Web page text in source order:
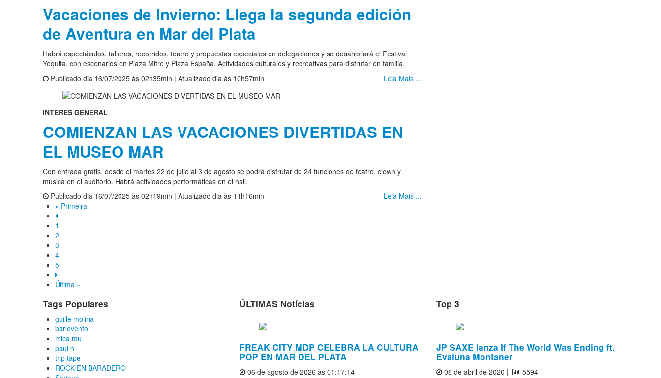
Vacaciones de Invierno: Llega la segunda edición
de Aventura en Mar del Plata
Habrá espectáculos, talleres, recorridos, teatro y propuestas especiales en delegaciones y se desarrollará el Festival
Yequita, con escenarios en Plaza Mitre y Plaza España. Actividades culturales y recreativas para disfrutar en familia.
Publicado dia 16/07/2025 às 02h35min | Atualizado dia às 10h57min
Leia Mais ...
INTERES GENERAL
COMIENZAN LAS VACACIONES DIVERTIDAS EN
EL MUSEO MAR
Con entrada gratis, desde el martes 22 de julio al 3 de agosto se podrá disfrutar de 24 funciones de teatro, clown y
música en el auditorio. Habrá actividades performáticas en el hall.
Publicado dia 16/07/2025 às 02h19min | Atualizado dia às 11h16min
Leia Mais ...
« Primeira
1
2
3
4
5
Última »
Tags Populares
guille molina
barlovento
mica mu
paul h
trip tape
ROCK EN BARADERO
ÚLTIMAS Notícias
FREAK CITY MDP CELEBRA LA CULTURA
POP EN MAR DEL PLATA
06 de agosto de 2026 às 01:17:14
Top 3
JP SAXE lanza If The World Was Ending ft.
Evaluna Montaner
08 de abril de 2020 | 5594